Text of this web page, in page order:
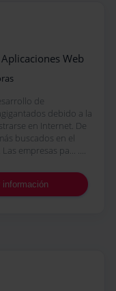
Web
de
debido a la
en Internet. De
buscados en el
empresas pa... ....
información